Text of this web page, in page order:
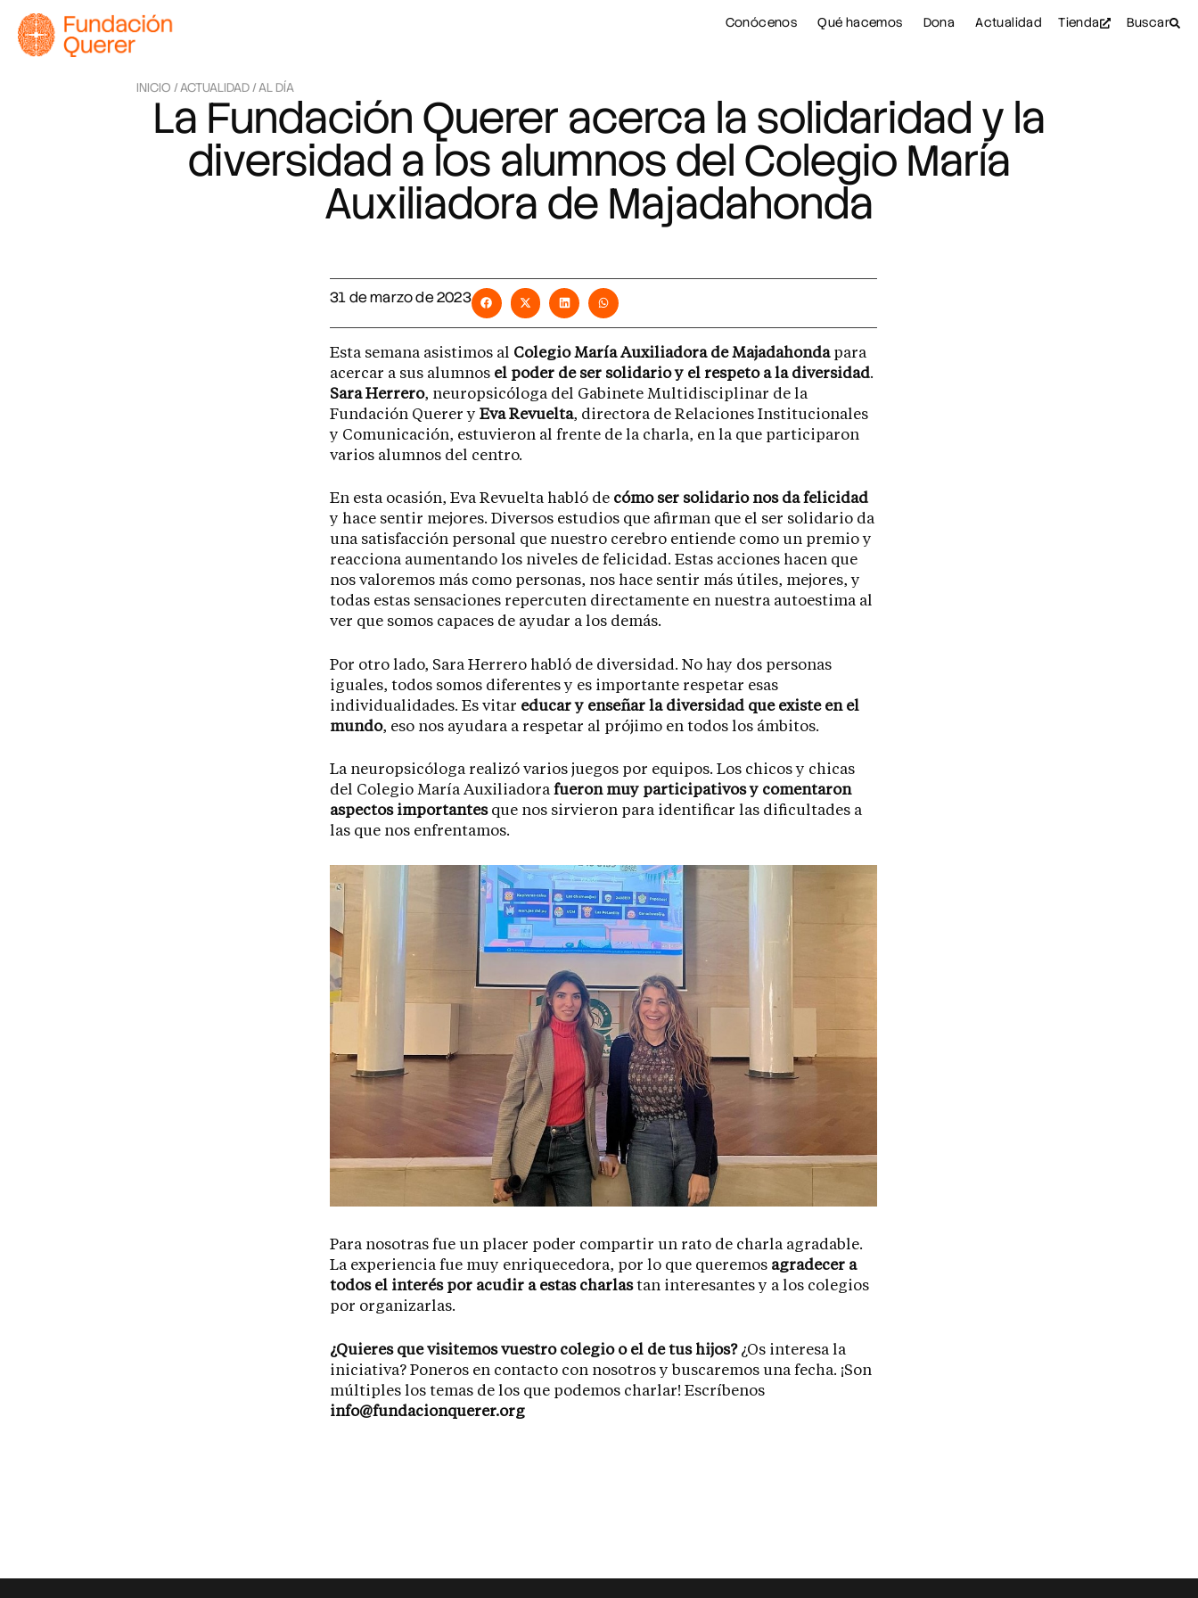
Conócenos Qué hacemos Dona Actualidad Tienda Buscar
INICIO /ACTUALIDAD /AL DÍA
La Fundación Querer acerca la solidaridad y la
diversidad a los alumnos del Colegio María
Auxiliadora de Majadahonda
31 de marzo de 2023
Esta semana asistimos al Colegio María Auxiliadora de Majadahondapara
acercar a sus alumnos el poder de ser solidario y el respeto a la diversidad.
Sara Herrero, neuropsicóloga del Gabinete Multidisciplinar de la
Fundación Querer y Eva Revuelta, directora de Relaciones Institucionales
y Comunicación, estuvieron al frente de la charla, en la que participaron
varios alumnos del centro.
En esta ocasión, Eva Revuelta habló de cómo ser solidario nos da felicidad
y hace sentir mejores. Diversos estudios que afirman que el ser solidario da
una satisfacción personal que nuestro cerebro entiende como un premio y
reacciona aumentando los niveles de felicidad. Estas acciones hacen que
nos valoremos más como personas, nos hace sentir más útiles, mejores, y
todas estas sensaciones repercuten directamente en nuestra autoestima al
ver que somos capaces de ayudar a los demás.
Por otro lado, Sara Herrero habló de diversidad. No hay dos personas
iguales, todos somos diferentes y es importante respetar esas
individualidades. Es vitar educar y enseñar la diversidad que existe en el
mundo, eso nos ayudara a respetar al prójimo en todos los ámbitos.
La neuropsicóloga realizó varios juegos por equipos. Los chicos y chicas
del Colegio María Auxiliadora fueron muy participativos y comentaron
aspectos importantesque nos sirvieron para identificar las dificultades a
las que nos enfrentamos.
Para nosotras fue un placer poder compartir un rato de charla agradable.
La experiencia fue muy enriquecedora, por lo que queremos agradecer a
todos el interés por acudir a estas charlastan interesantes y a los colegios
por organizarlas.
¿Quieres que visitemos vuestro colegio o el de tus hijos?¿Os interesa la
iniciativa? Poneros en contacto con nosotros y buscaremos una fecha. ¡Son
múltiples los temas de los que podemos charlar! Escríbenos
info@fundacionquerer.org